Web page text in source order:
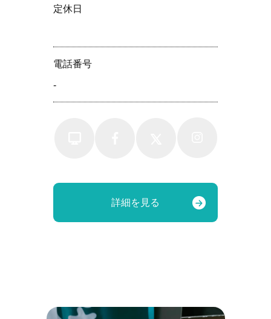
定休⽇
電話番号
-
詳細を見る